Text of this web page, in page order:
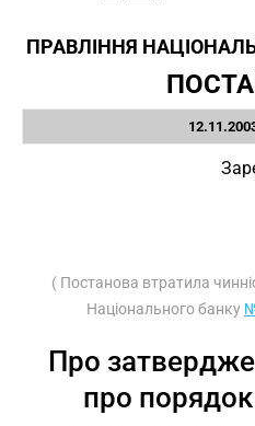
ПРАВЛІННЯ
( Постанова втратила
Національного банку
Про
про порядок